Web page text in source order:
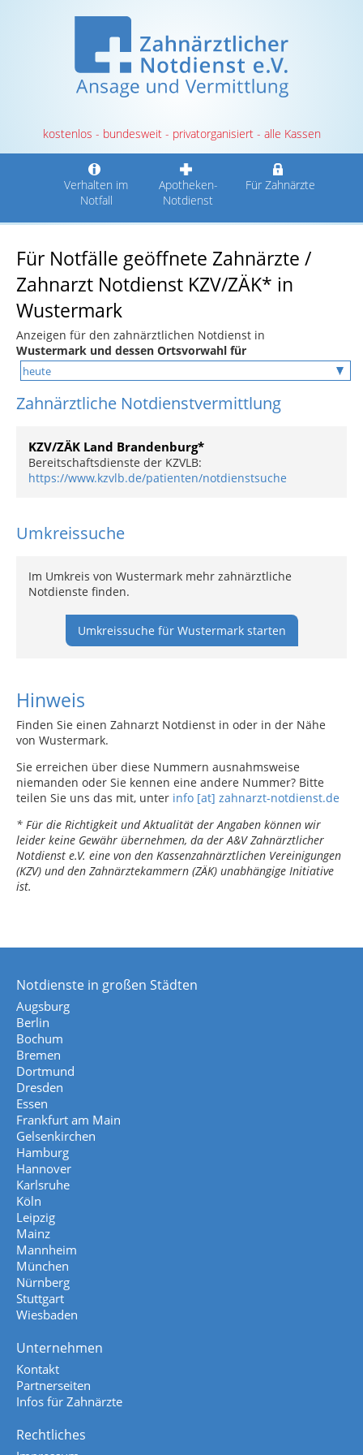
kostenlos - bundesweit - privatorganisiert - alle Kassen
Verhalten im
Notfall
Apotheken-
Notdienst
Für Zahnärzte
Für Notfälle geöffnete Zahnärzte /
Zahnarzt Notdienst KZV/ZÄK* in
Wustermark
Anzeigen für den zahnärztlichen Notdienst in
Wustermark und dessen Ortsvorwahl für
Zahnärztliche Notdienstvermittlung
KZV/ZÄK Land Brandenburg*
Bereitschaftsdienste der KZVLB:
https://www.kzvlb.de/patienten/notdienstsuche
Umkreissuche
Im Umkreis von Wustermark mehr zahnärztliche
Notdienste finden.
Umkreissuche für Wustermark starten
Hinweis
Finden Sie einen Zahnarzt Notdienst in oder in der Nähe
von Wustermark.
Sie erreichen über diese Nummern ausnahmsweise
niemanden oder Sie kennen eine andere Nummer? Bitte
teilen Sie uns das mit, unter info [at] zahnarzt-notdienst.de
* Für die Richtigkeit und Aktualität der Angaben können wir
leider keine Gewähr übernehmen, da der A&V Zahnärztlicher
Notdienst e.V. eine von den Kassenzahnärztlichen Vereinigungen
(KZV) und den Zahnärztekammern (ZÄK) unabhängige Initiative
ist.
Notdienste in großen Städten
Augsburg
Berlin
Bochum
Bremen
Dortmund
Dresden
Essen
Frankfurt am Main
Gelsenkirchen
Hamburg
Hannover
Karlsruhe
Köln
Leipzig
Mainz
Mannheim
München
Nürnberg
Stuttgart
Wiesbaden
Unternehmen
Kontakt
Partnerseiten
Infos für Zahnärzte
Rechtliches